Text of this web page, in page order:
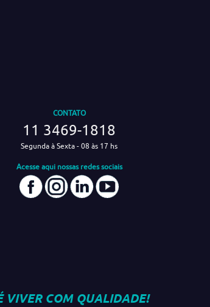
CONTATO
11 3469-1818
Segunda à Sexta - 08 às 17 hs
Acesse aqui nossas redes sociais
VIVER COM QUALIDADE!